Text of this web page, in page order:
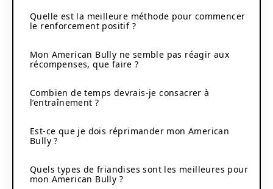
Quelle est la meilleure méthode pour commencer
le renforcement positif ?
Mon American Bully ne semble pas réagir aux
récompenses, que faire ?
Combien de temps devrais-je consacrer à
l’entraînement ?
Est-ce que je dois réprimander mon American
Bully ?
Quels types de friandises sont les meilleures pour
mon American Bully ?